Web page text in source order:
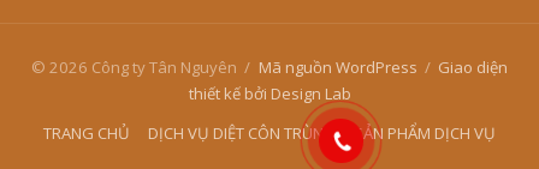
© 2026 Công ty Tân Nguyên / Mã nguồn WordPress / Giao diện
thiết kế bởi Design Lab
TRANG CHỦ
DỊCH VỤ DIỆT CÔN TRÙNG SẢN PHẨM DỊCH VỤ